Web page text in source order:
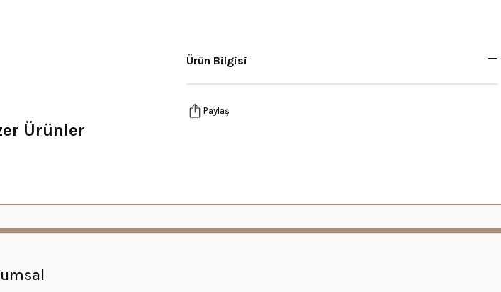
Ürün Bilgisi
Paylaş
Ürünler